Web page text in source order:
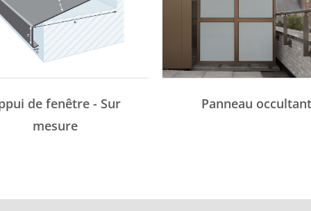
de fenêtre - Sur
mesure
Panneau occultant